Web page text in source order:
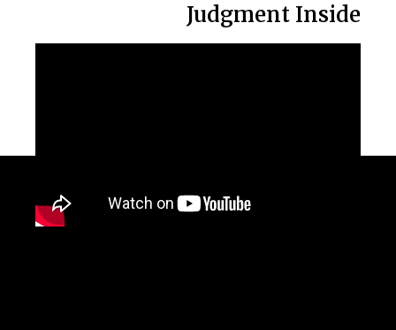
Judgment Inside